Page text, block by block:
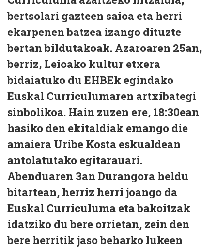
bertsolari gazteen saioa eta herri
ekarpenen batzea izango dituzte
bertan bildutakoak. Azaroaren 25an,
berriz, Leioako kultur etxera
bidaiatuko du EHBEk egindako
Euskal Curriculumaren artxibategi
sinbolikoa. Hain zuzen ere, 18:30ean
hasiko den ekitaldiak emango die
amaiera Uribe Kosta eskualdean
antolatutako egitarauari.
Abenduaren 3an Durangora heldu
bitartean, herriz herri joango da
Euskal Curriculuma eta bakoitzak
idatziko du bere orrietan, zein den
bere herritik jaso beharko lukeen